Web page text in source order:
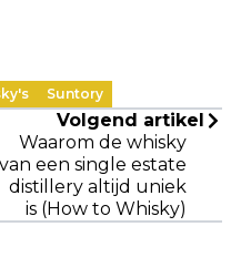
Suntory
Volgend artikel
Waarom de whisky
van een single estate
distillery altijd uniek
is (How to Whisky)